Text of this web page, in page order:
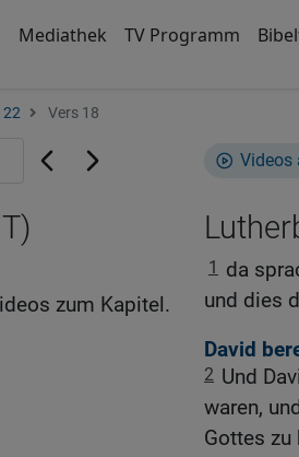
Mediathek TV Programm
22 Vers 18
Videos
1 da
und dies
David
2 Und
waren,
Gottes zu
zum Kapitel.